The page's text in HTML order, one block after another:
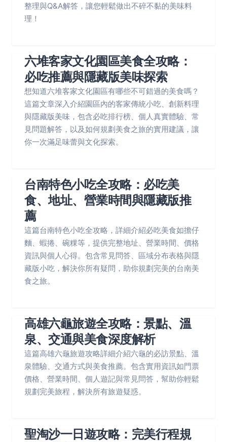
整理與Q&A解答，讓您輕鬆做出不碎不黏的美味料
理！
六堆客家文化園區美食全攻略：
必吃推薦與隱藏版美味探索
想知道六堆客家文化園區有哪些不可錯過的美食嗎？
這篇文章深入介紹園區內的客家傳統小吃、創新料理
與隱藏版美味，包含必吃排行榜、個人真實體驗、常
見問題解答，以及如何規劃美食之旅的實用建議，讓
你一次滿足味蕾與文化探索。
台南特色小吃全攻略：必吃美
食、地址、營業時間與隱藏版推
薦
這篇台南特色小吃全攻略，詳細介紹必吃美食如擔仔
麵、蝦捲、碗粿等，提供完整地址、營業時間、價格
資訊與個人心得。包含常見問答、區域分布表格與隱
藏版小吃，解決你所有疑問，助你規劃完美的台南美
食之旅。
高雄六龜旅遊全攻略：景點、溫
泉、交通與美食深度解析
這篇高雄六龜旅遊攻略詳細介紹六龜的必訪景點、溫
泉體驗、交通方式與美食推薦。包含實用資訊如門票
價格、營業時間、個人遊記與常見問答，幫助你輕鬆
規劃完美旅程，解決所有旅遊疑惑。
聖淘沙一日遊攻略：完美行程規